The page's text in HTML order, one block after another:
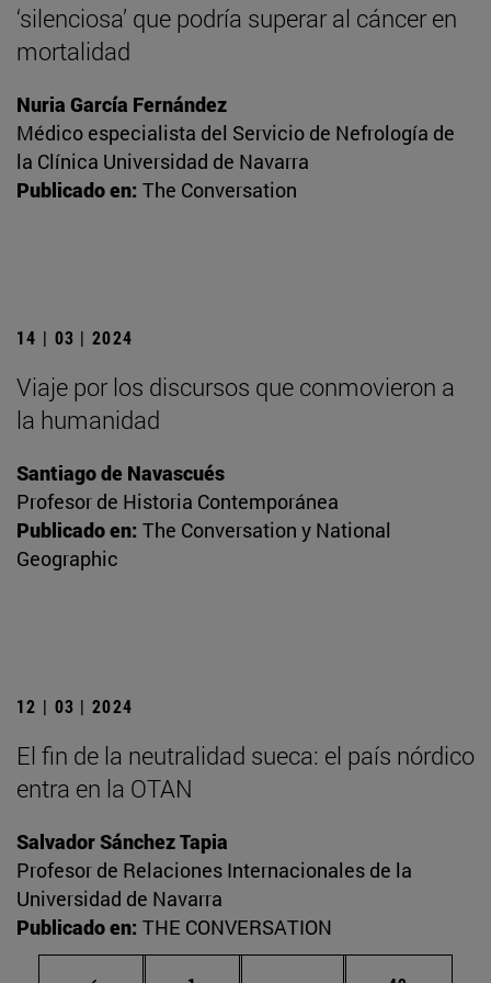
‘silenciosa’ que podría superar al cáncer en
mortalidad
Nuria García Fernández
Médico especialista del Servicio de Nefrología de
la Clínica Universidad de Navarra
Publicado en: The Conversation
14 | 03 | 2024
Viaje por los discursos que conmovieron a
la humanidad
Santiago de Navascués
Profesor de Historia Contemporánea
Publicado en: The Conversation y National
Geographic
12 | 03 | 2024
El fin de la neutralidad sueca: el país nórdico
entra en la OTAN
Salvador Sánchez Tapia
Profesor de Relaciones Internacionales de la
Universidad de Navarra
Publicado en: THE CONVERSATION